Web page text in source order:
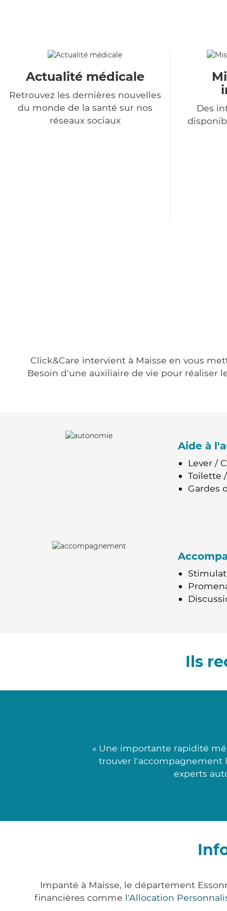
Actualité médicale
Retrouvez les dernières nouvelles
du monde de la santé sur nos
réseaux sociaux
Des
Click&Care intervient à Maisse en vous
Besoin d'une auxiliaire de vie pour réaliser
Aide à
Lever /
Toilette
Gardes
Ils
« Une importante rapidité
trouver l'accompagnement
experts
Impanté à Maisse, le département
financières comme l'Allocation